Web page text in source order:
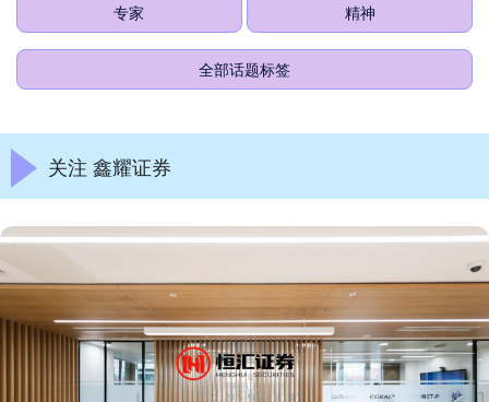
专家 精神
全部话题标签
关注 鑫耀证券